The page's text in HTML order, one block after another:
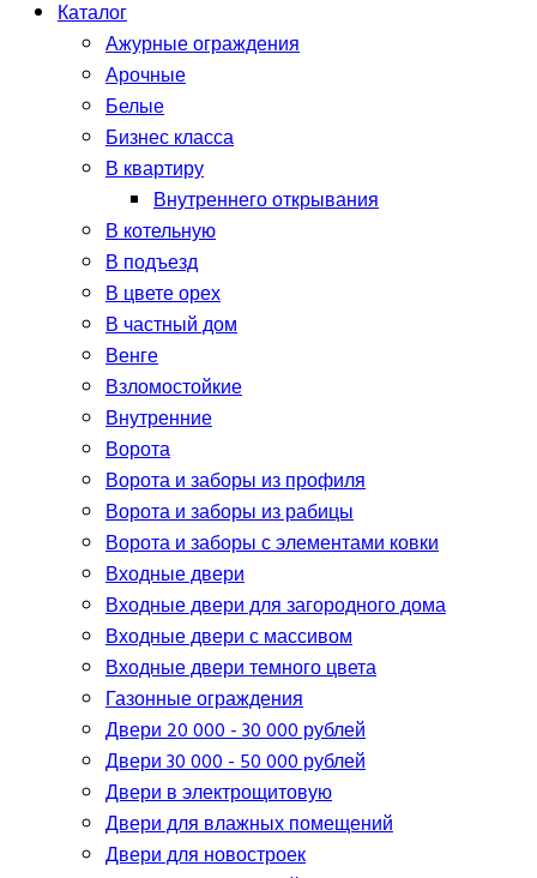
Каталог
Ажурные ограждения
Арочные
Белые
Бизнес класса
В квартиру
Внутреннего открывания
В котельную
В подъезд
В цвете орех
В частный дом
Венге
Взломостойкие
Внутренние
Ворота
Ворота и заборы из профиля
Ворота и заборы из рабицы
Ворота и заборы с элементами ковки
Входные двери
Входные двери для загородного дома
Входные двери с массивом
Входные двери темного цвета
Газонные ограждения
Двери 20 000 - 30 000 рублей
Двери 30 000 - 50 000 рублей
Двери в электрощитовую
Двери для влажных помещений
Двери для новостроек